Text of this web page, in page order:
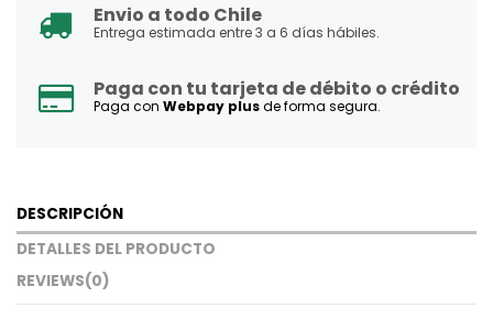
Envio a todo Chile
Entrega estimada entre 3 a 6 días hábiles.
Paga con tu tarjeta de débito o crédito
Paga con Webpay plusde forma segura.
DESCRIPCIÓN
DETALLES DEL PRODUCTO
REVIEWS(0)